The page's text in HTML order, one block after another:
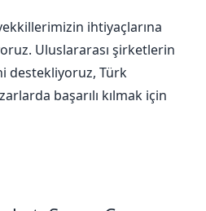
ihtiyaçlarına
Uluslararası şirketlerin
destekliyoruz, Türk
başarılı kılmak için